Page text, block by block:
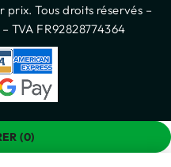
Tous droits réservés –
TVA FR92828774364
(0)